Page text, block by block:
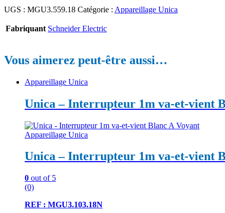
UGS : MGU3.559.18 Catégorie : Appareillage Unica
Fabriquant Schneider Electric
Vous aimerez peut-être aussi…
Appareillage Unica
Unica – Interrupteur 1m va-et-vient
Appareillage Unica
Unica – Interrupteur 1m va-et-vient
0 out of 5
(0)
REF : MGU3.103.18N